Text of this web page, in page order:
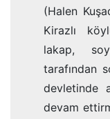
(Halen
Kirazlı
lakap,
tarafından
devletinde
devam